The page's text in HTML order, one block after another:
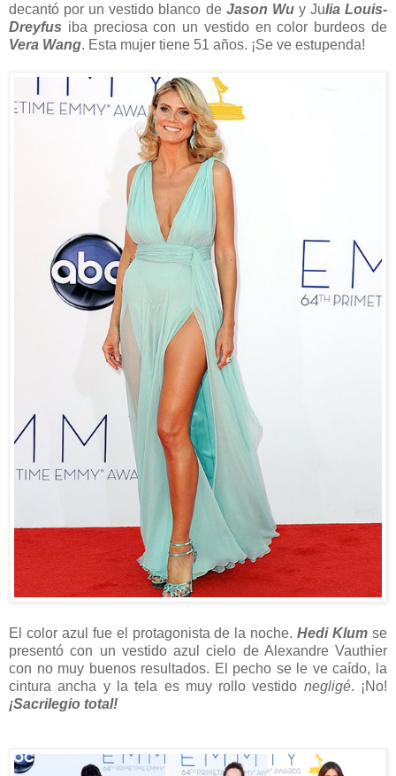
decantó por un vestido blanco de Jason Wuy Julia Louis-
Dreyfus iba preciosa con un vestido en color burdeos de
Vera Wang. Esta mujer tiene 51 años. ¡Se ve estupenda!
El color azul fue el protagonista de la noche.Hedi Klum se
presentó con un vestido azul cielo de Alexandre Vauthier
con no muy buenos resultados. El pecho se le ve caído, la
cintura ancha y la tela es muy rollo vestido negligé. ¡No!
¡Sacrilegio total!